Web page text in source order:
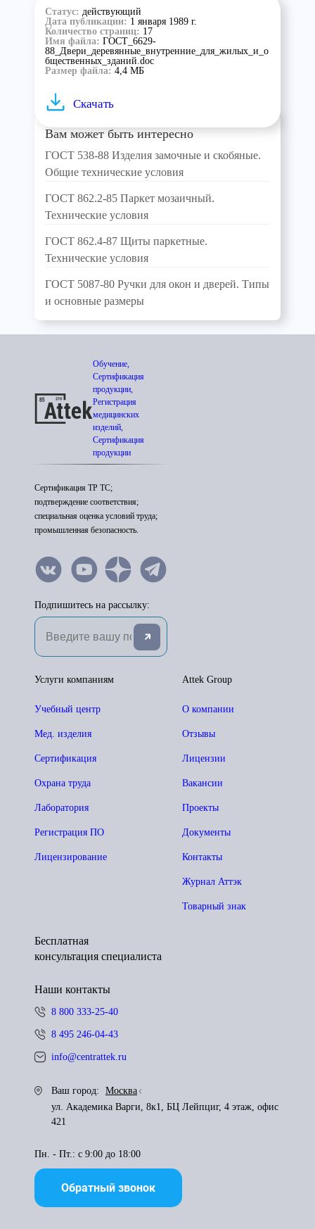
Статус: действующий
Дата публикации: 1 января 1989 г.
Количество страниц: 17
Имя файла: ГОСТ_6629-
88_Двери_деревянные_внутренние_для_жилых_и_о
бщественных_зданий.doc
Размер файла: 4,4 МБ
Скачать
Вам может быть интересно
ГОСТ 538-88 Изделия замочные и скобяные.
Общие технические условия
ГОСТ 862.2-85 Паркет мозаичный.
Технические условия
ГОСТ 862.4-87 Щиты паркетные.
Технические условия
ГОСТ 5087-80 Ручки для окон и дверей. Типы
и основные размеры
Обучение,
Сертификация
продукции,
Регистрация
медицинских
изделий,
Сертификация
продукции
Сертификация ТР ТС;
подтверждение соответствия;
специальная оценка условий труда;
промышленная безопасность.
Подпишитесь на рассылку:
Attek Group
О компании
Отзывы
Лицензии
Вакансии
Проекты
Документы
Контакты
Журнал Аттэк
Товарный знак
Услуги компаниям
Учебный центр
Мед. изделия
Сертификация
Охрана труда
Лаборатория
Регистрация ПО
Лицензирование
Бесплатная
консультация специалиста
Наши контакты
8 800 333-25-40
8 495 246-04-43
info@centrattek.ru
Ваш город:
Москва
ул. Академика Варги, 8к1, БЦ Лейпциг, 4 этаж, офис
421
Пн. - Пт.: с 9:00 до 18:00
Обратный звонок